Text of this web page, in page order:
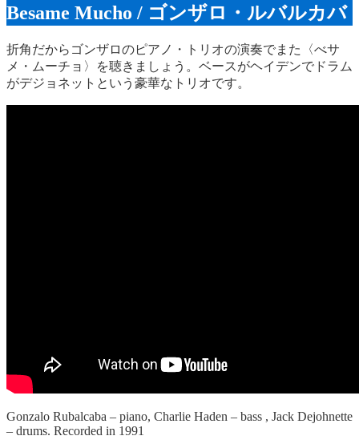
Besame Mucho / ゴンザロ・ルバルカバ
折角だからゴンザロのピアノ・トリオの演奏でまた〈べサ
メ・ムーチョ〉を聴きましょう。ベースがヘイデンでドラム
がデジョネットという豪華なトリオです。
Gonzalo Rubalcaba – piano, Charlie Haden – bass , Jack Dejohnette
– drums. Recorded in 1991